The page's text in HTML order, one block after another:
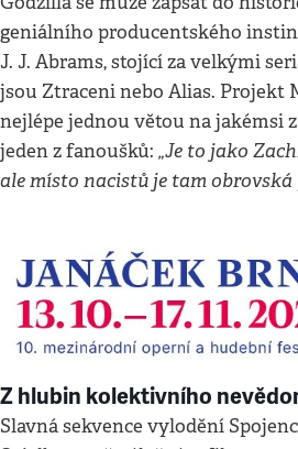
geniálního producentského
J. J. Abrams, stojící za velkými
jsou Ztraceni nebo Alias.
nejlépe jednou větou na jakémsi
jeden z fanoušků: „Je to jako
ale místo nacistů je tam obrovská
Z hlubin kolektivního
Slavná sekvence vylodění